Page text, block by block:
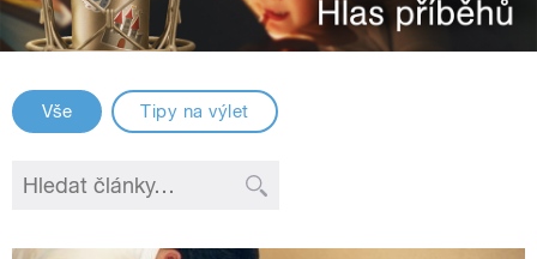
Vše Tipy na výlet